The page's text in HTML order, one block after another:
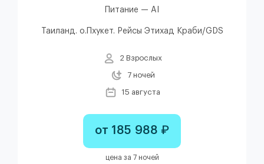
Питание — AI
Таиланд. о.Пхукет. Рейсы Этихад Краби/GDS
2 Взрослых
7 ночей
15 августа
от 185 988 ₽
цена за 7 ночей